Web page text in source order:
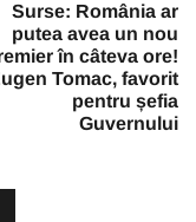
Surse: România ar
putea avea un nou
în câteva ore!
Tomac, favorit
pentru șefia
Guvernului